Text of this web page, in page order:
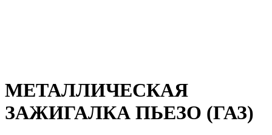
МЕТАЛЛИЧЕСКАЯ
ЗАЖИГАЛКА ПЬЕЗО (ГАЗ)